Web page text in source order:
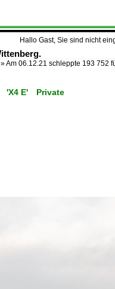
Hallo Gast, Sie sind nicht
»Am 06.12.21 schleppte 193 752
'X4 E' Private